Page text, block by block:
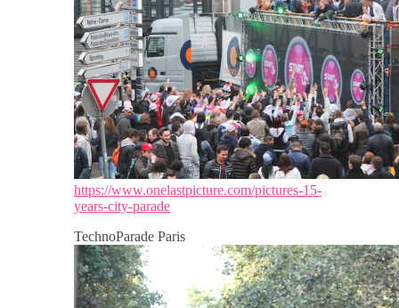
https://www.onelastpicture.com/pictures-15-
years-city-parade
TechnoParade Paris